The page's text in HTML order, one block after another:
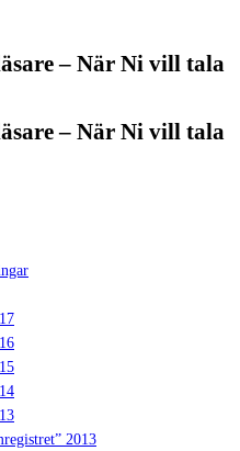
– När Ni vill tala
– När Ni vill tala
2013